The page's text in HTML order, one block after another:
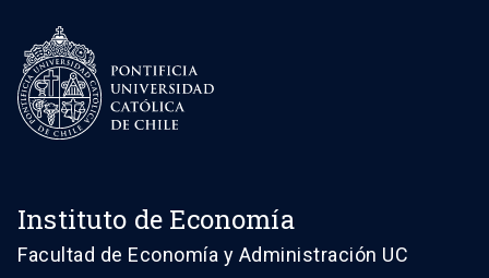
Instituto de Economía
Facultad de Economía y Administración UC